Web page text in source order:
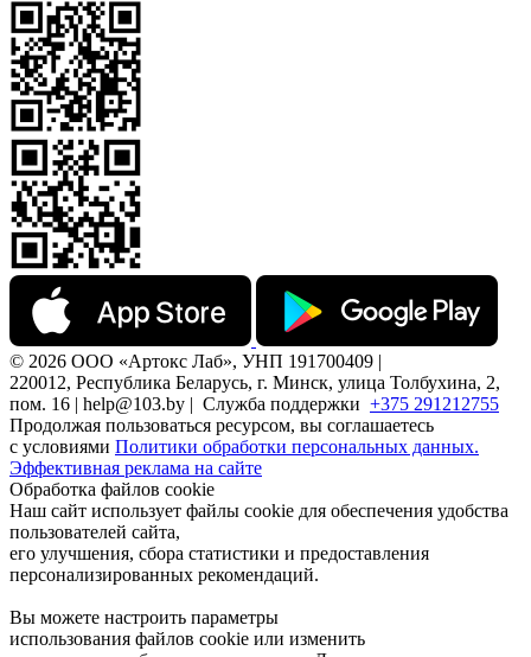
© 2026 ООО «Артокс Лаб», УНП 191700409 |
220012, Республика Беларусь, г. Минск, улица Толбухина, 2,
пом. 16 | help@103.by | Служба поддержки +375 291212755
Продолжая пользоваться ресурсом, вы соглашаетесь
с условиями Политики обработки персональных данных.
Эффективная реклама на сайте
Обработка файлов cookie
Наш сайт использует файлы cookie для обеспечения удобства
пользователей сайта,
его улучшения, сбора статистики и предоставления
персонализированных рекомендаций.
Вы можете настроить параметры
использования файлов cookie или изменить